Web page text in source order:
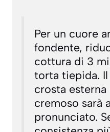
Per un cuore
fondente,
cottura di 3
torta tiepida.
crosta esterna
cremoso sarà
pronunciato.